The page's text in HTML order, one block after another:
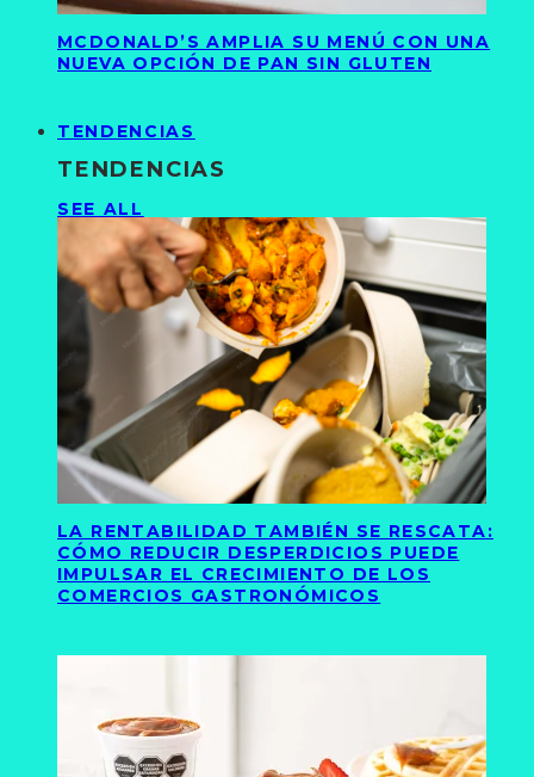
MCDONALD’S AMPLIA SU MENÚ CON UNA
NUEVA OPCIÓN DE PAN SIN GLUTEN
TENDENCIAS
TENDENCIAS
SEE ALL
LA RENTABILIDAD TAMBIÉN SE RESCATA:
CÓMO REDUCIR DESPERDICIOS PUEDE
IMPULSAR EL CRECIMIENTO DE LOS
COMERCIOS GASTRONÓMICOS